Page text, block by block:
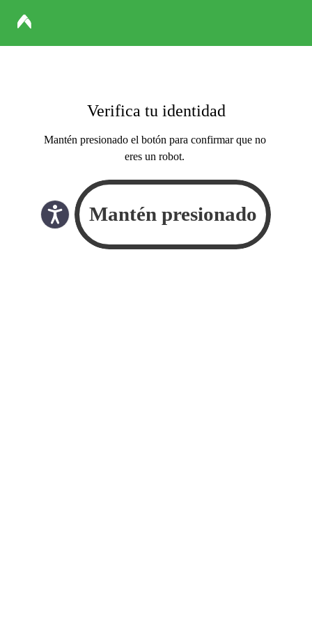
Verifica tu identidad
Mantén presionado el botón para confirmar que no
eres un robot.